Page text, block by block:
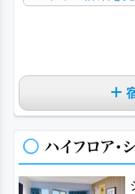
ハイフロア・